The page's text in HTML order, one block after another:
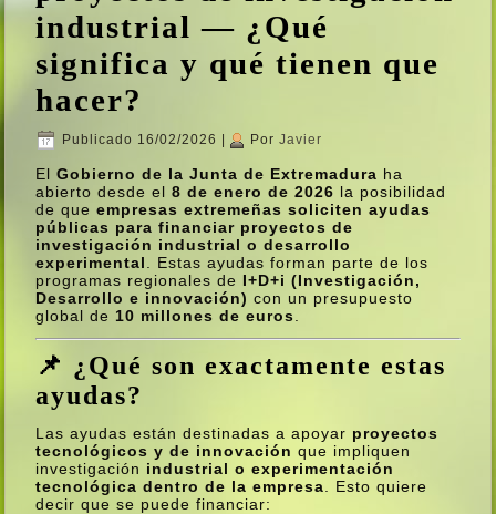
industrial — ¿Qué
significa y qué tienen que
hacer?
Publicado 16/02/2026 Por Javier
ElGobierno de la Junta de Extremadura ha
abierto desde el8 de enero de 2026 la posibilidad
de queempresas extremeñas soliciten ayudas
públicas para financiar proyectos de
investigación industrial o desarrollo
experimental
. Estas ayudas forman parte de los
programas regionales de I+D+i (Investigación,
Desarrollo e innovación) con un presupuesto
global de 10 millones de euros
📌 ¿Qué son exactamente estas
ayudas?
Las ayudas están destinadas a apoyar proyectos
tecnológicos y de innovación que impliquen
investigación industrial o experimentación
tecnológica dentro de la empresa . Esto quiere
decir que se puede financiar: